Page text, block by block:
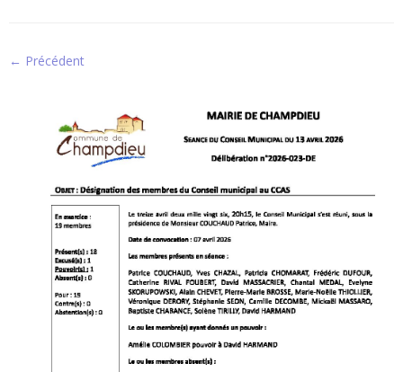
← Précédent